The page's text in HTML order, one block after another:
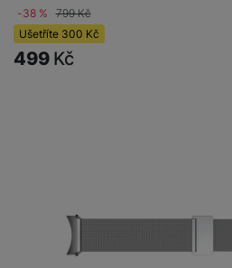
-38 % 799Kč
Ušetříte 300 Kč
499 Kč